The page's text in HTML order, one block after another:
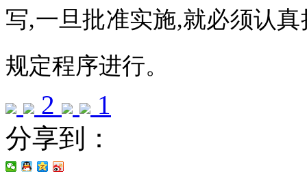
写,一旦批准实施,就必须认
规定程序进行。
2
1
分享到：